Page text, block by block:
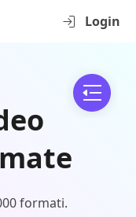
Login
formati.